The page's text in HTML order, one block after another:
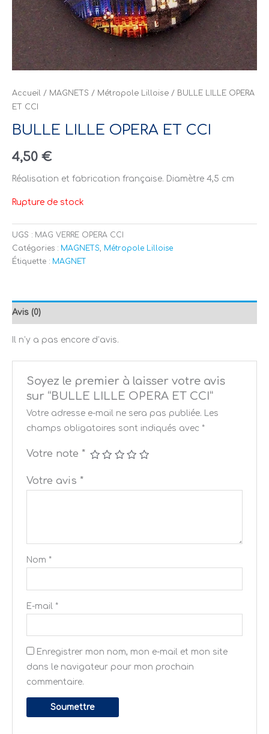
Accueil / MAGNETS / Métropole Lilloise / BULLE LILLE OPERA
ET CCI
BULLE LILLE OPERA ET CCI
4,50 €
Réalisation et fabrication française. Diamètre 4,5 cm
Rupture de stock
UGS : MAG VERRE OPERA CCI
Catégories : MAGNETS
Métropole Lilloise
Étiquette : MAGNET
Avis (0)
Il n’y a pas encore d’avis.
Soyez le premier à laisser votre avis
sur “BULLE LILLE OPERA ET CCI”
Votre adresse e-mail ne sera pas publiée. Les
champs obligatoires sont indiqués avec *
Votre note *
Votre avis *
Nom *
E-mail *
Enregistrer mon nom, mon e-mail et mon site
dans le navigateur pour mon prochain
commentaire.